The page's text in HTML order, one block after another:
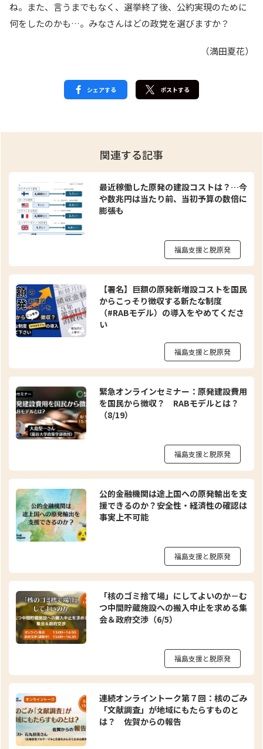
ね。また、言うまでもなく、選挙終了後、公約実現のために
何をしたのかも…。みなさんはどの政党を選びますか？
（満田夏花）
シェアする ポストする
関連する記事
最近稼働した原発の建設コストは？…今
や数兆円は当たり前、当初予算の数倍に
膨張も
福島支援と脱原発
【署名】巨額の原発新増設コストを国民
からこっそり徴収する新たな制度
（#RABモデル）の導入をやめてくださ
い
福島支援と脱原発
緊急オンラインセミナー：原発建設費用
を国民から徴収？ RABモデルとは？
（8/19）
福島支援と脱原発
公的金融機関は途上国への原発輸出を支
援できるのか？安全性・経済性の確認は
事実上不可能
福島支援と脱原発
「核のゴミ捨て場」にしてよいのか－む
つ中間貯蔵施設への搬入中止を求める集
会＆政府交渉（6/5）
福島支援と脱原発
連続オンライントーク第７回：核のごみ
「文献調査」が地域にもたらすものと
は？ 佐賀からの報告